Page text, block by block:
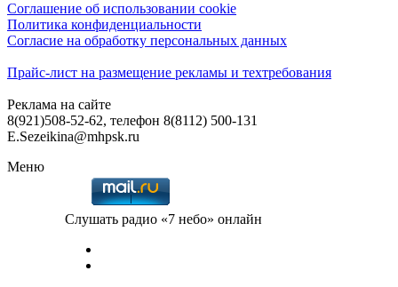
Соглашение об использовании cookie
Политика конфиденциальности
Согласие на обработку персональных данных
Прайс-лист на размещение рекламы и техтребования
Реклама на сайте
8(921)508-52-62, телефон 8(8112) 500-131
E.Sezeikina@mhpsk.ru
Меню
Слушать радио «7 небо» онлайн